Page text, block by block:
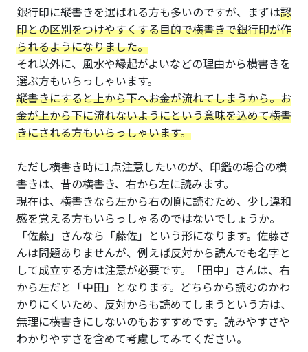
銀行印に縦書きを選ばれる方も多いのですが、まずは認
印との区別をつけやすくする目的で横書きで銀行印が作
られるようになりました。
それ以外に、風水や縁起がよいなどの理由から横書きを
選ぶ方もいらっしゃいます。
縦書きにすると上から下へお金が流れてしまうから。お
金が上から下に流れないようにという意味を込めて横書
きにされる方もいらっしゃいます。
ただし横書き時に1点注意したいのが、印鑑の場合の横
書きは、昔の横書き、右から左に読みます。
現在は、横書きなら左から右の順に読むため、少し違和
感を覚える方もいらっしゃるのではないでしょうか。
「佐藤」さんなら「藤佐」という形になります。佐藤さ
んは問題ありませんが、例えば反対から読んでも名字と
して成立する方は注意が必要です。「田中」さんは、右
から左だと「中田」となります。どちらから読むのかわ
かりにくいため、反対からも読めてしまうという方は、
無理に横書きにしないのもおすすめです。読みやすさや
わかりやすさを含めて考慮してみてください。